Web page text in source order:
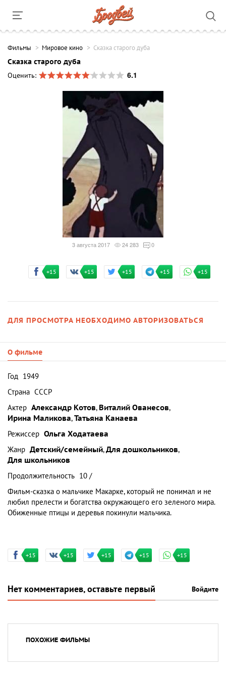
Фильмы Мировое кино Сказка старого дуба
Сказка старого дуба
Оценить:
6.1
3 августа 2017 24 283 0
+15 +15 +15 +15 +15
ДЛЯ ПРОСМОТРА НЕОБХОДИМО АВТОРИЗОВАТЬСЯ
О фильме
Год 1949
Страна СССР
Актер Александр Котов, Виталий Ованесов,
Ирина Маликова,Татьяна Канаева
Режиссер Ольга Ходатаева
Жанр Детский/семейный,Для дошкольников,
Для школьников
Продолжительность 10 /
Фильм-сказка о мальчике Макарке, который не понимал и не
любил прелести и богатства окружающего его зеленого мира.
Обиженные птицы и деревья покинули мальчика.
+15 +15 +15 +15 +15
Нет комментариев, оставьте первый Войдите
ПОХОЖИЕ ФИЛЬМЫ